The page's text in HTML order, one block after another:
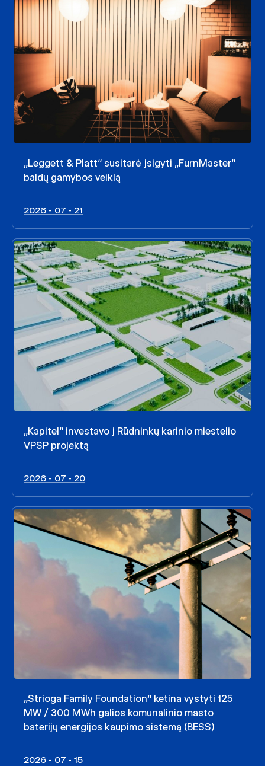
„Leggett & Platt“ susitarė įsigyti „FurnMaster“
baldų gamybos veiklą
2026 - 07 - 21
„Kapitel“ investavo į Rūdninkų karinio miestelio
VPSP projektą
2026 - 07 - 20
„Strioga Family Foundation“ ketina vystyti 125
MW / 300 MWh galios komunalinio masto
baterijų energijos kaupimo sistemą (BESS)
2026 - 07 - 15